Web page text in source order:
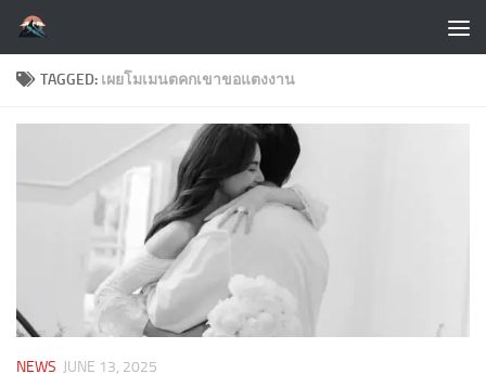
Skip to content
TAGGED: เผยโมเมนตคกเขาขอแตงงาน
NEWS JUNE 13, 2025